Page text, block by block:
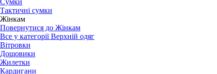
Сумки
Тактичні сумки
Жінкам
Повернутися до Жінкам
Все у категорії Верхній одяг
Вітровки
Дощовики
Жилетки
Кардигани